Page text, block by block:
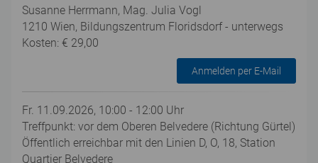
Susanne Herrmann, Mag. Julia Vogl
1210 Wien, Bildungszentrum Floridsdorf - unterwegs
Kosten: € 29,00
Anmelden per E-Mail
Fr. 11.09.2026, 10:00 - 12:00 Uhr
Treffpunkt: vor dem Oberen Belvedere (Richtung Gürtel)
Öffentlich erreichbar mit den Linien D, O, 18, Station
Quartier Belvedere